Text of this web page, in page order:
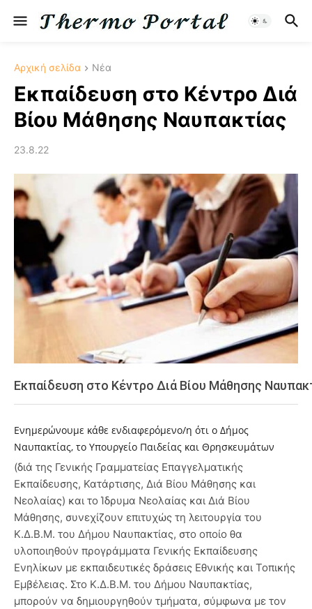
Αρχική σελίδα Νέα
Εκπαίδευση στο Κέντρο Διά
Βίου Μάθησης Ναυπακτίας
23.8.22
Εκπαίδευση στο Κέντρο Διά Βίου Μάθησης
Ενημερώνουμε κάθε ενδιαφερόμενο/η ότι ο Δήμος
Ναυπακτίας, το Υπουργείο Παιδείας και Θρησκευμάτων
(διά της Γενικής Γραμματείας Επαγγελματικής
Εκπαίδευσης, Κατάρτισης, Διά Βίου Μάθησης και
Νεολαίας) και το Ίδρυμα Νεολαίας και Διά Βίου
Μάθησης, συνεχίζουν επιτυχώς τη λειτουργία του
Κ.Δ.Β.Μ. του Δήμου Ναυπακτίας, στο οποίο θα
υλοποιηθούν προγράμματα Γενικής Εκπαίδευσης
Ενηλίκων με εκπαιδευτικές δράσεις Εθνικής και Τοπικής
Εμβέλειας. Στο Κ.Δ.Β.Μ. του Δήμου Ναυπακτίας,
μπορούν να δημιουργηθούν τμήματα, σύμφωνα με τον